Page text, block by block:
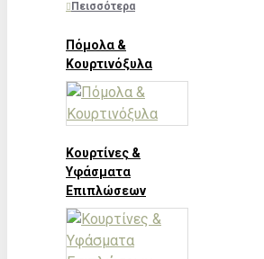
Πεισσότερα
Πόμολα &
Κουρτινόξυλα
Κουρτίνες &
Υφάσματα
Επιπλώσεων